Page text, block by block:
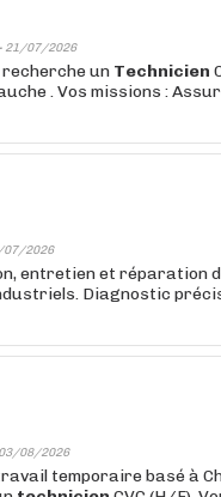
21/07/2026
recherche un Technicien
. Vos missions :
07/2026
entretien et réparation
Diagnostic
03/08/2026
temporaire basé à